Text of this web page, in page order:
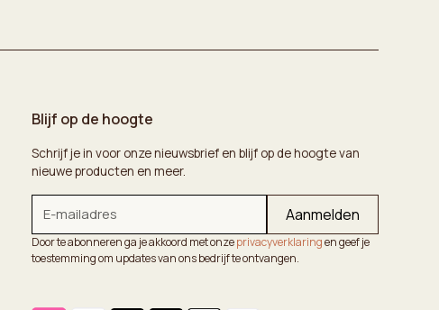
Blijf op de hoogte
Schrijf je in voor onze nieuwsbrief en blijf op de hoogte van
nieuwe producten en meer.
Door te abonneren ga je akkoord met onzeprivacyverklaringen geef je
toestemming om updates van ons bedrijf te ontvangen.